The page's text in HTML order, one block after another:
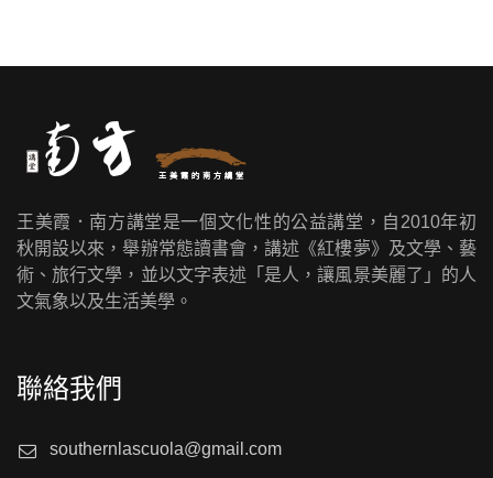
王美霞．南方講堂是一個文化性的公益講堂，自2010年初
秋開設以來，舉辦常態讀書會，講述《紅樓夢》及文學、藝
術、旅行文學，並以文字表述「是人，讓風景美麗了」的人
文氣象以及生活美學。
聯絡我們
southernlascuola@gmail.com